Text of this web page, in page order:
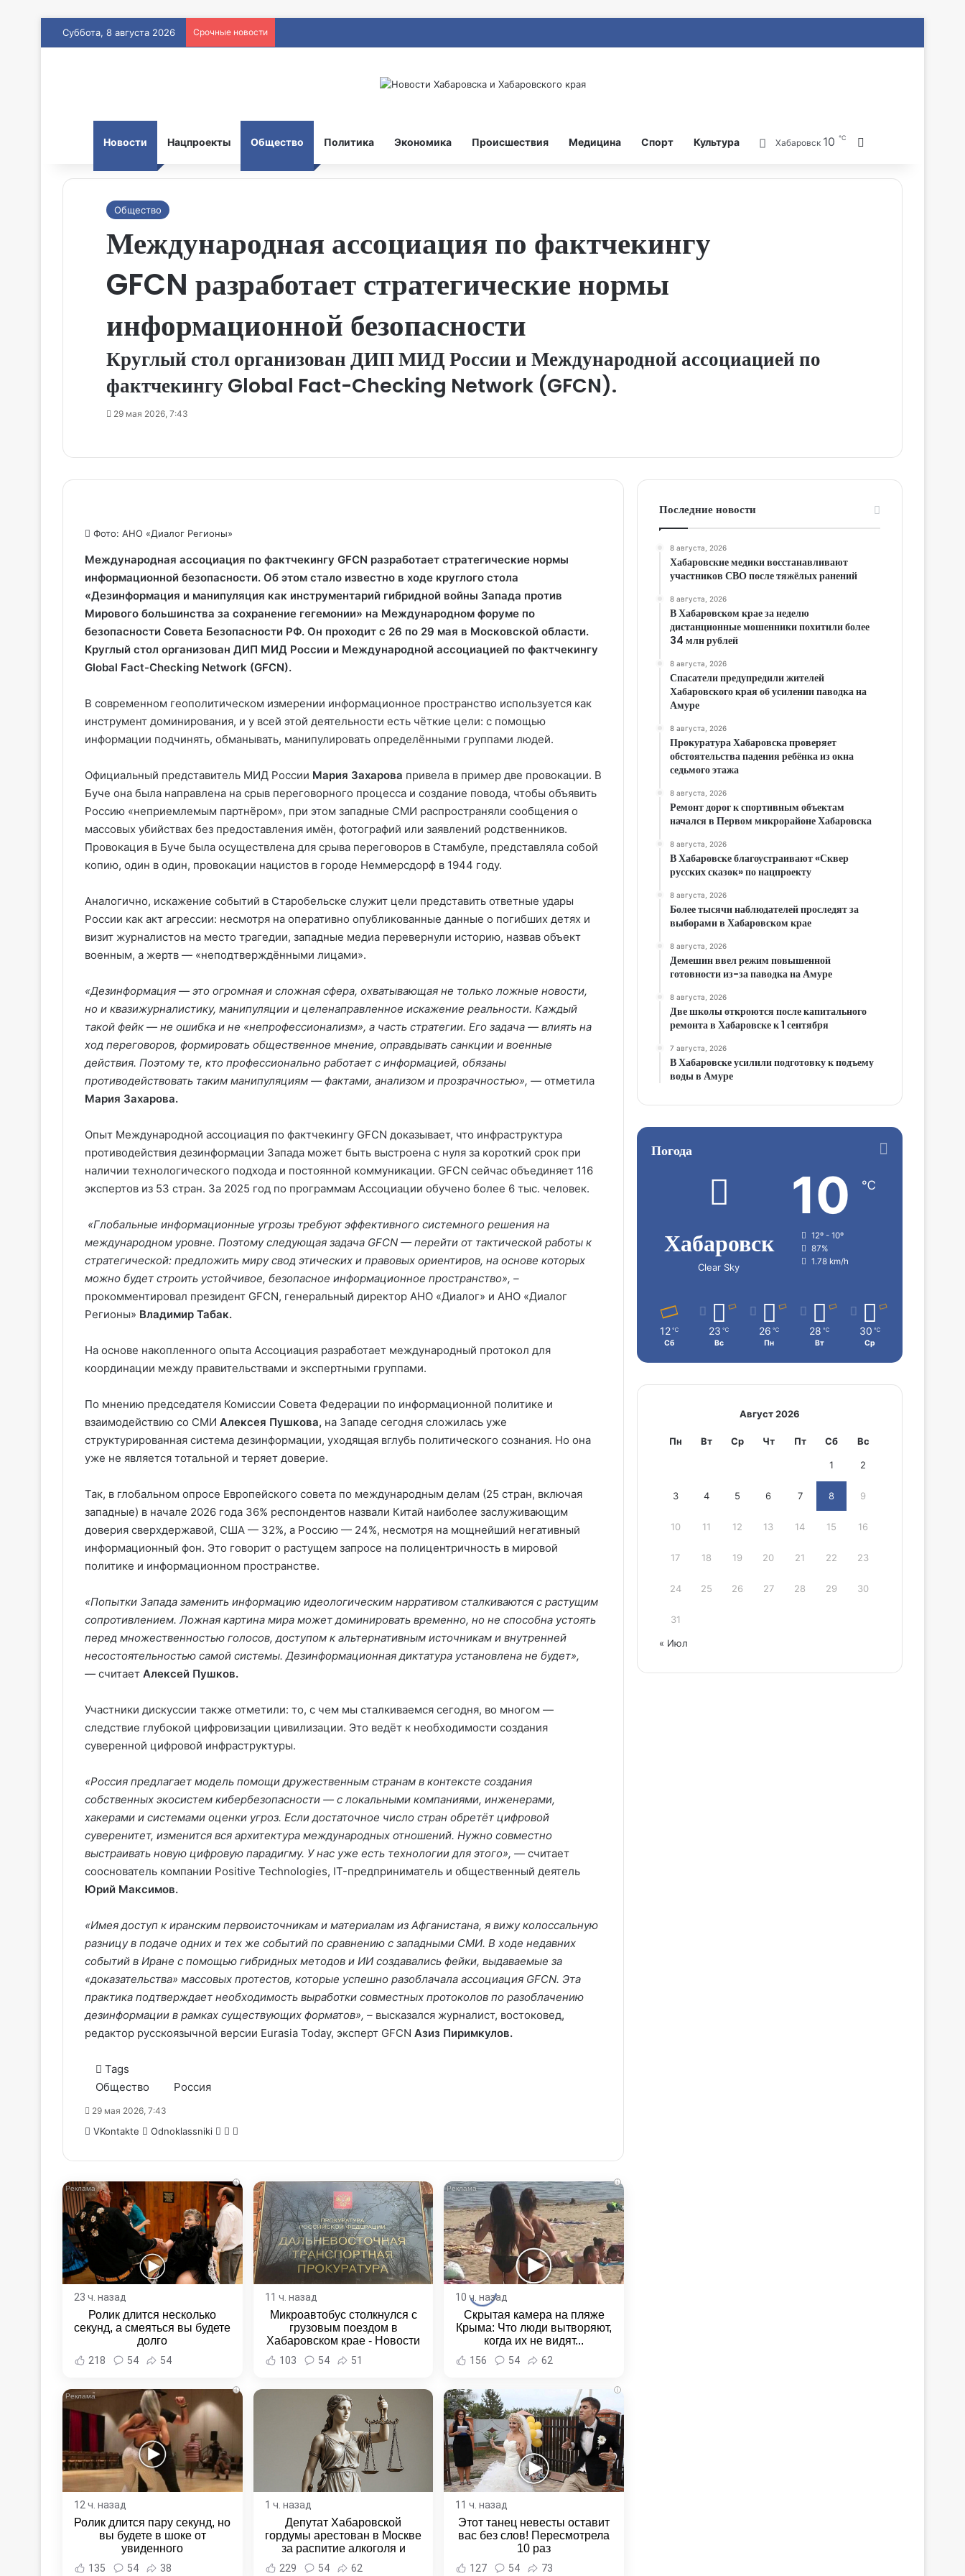
Суббота, 8 августа 2026 Срочные новости
Новости Нацпроекты Общество Политика Экономика Происшествия Медицина Спорт Культура Хабаровск 10 ℃
Общество
Международная ассоциация по фактчекингу
GFCN разработает стратегические нормы
информационной безопасности
Круглый стол организован ДИП МИД России и Международной ассоциацией по
фактчекингу Global Fact-Checking Network (GFCN).
29 мая 2026, 7:43
Фото: АНО «Диалог Регионы»
Международная ассоциация по фактчекингу GFCN разработает стратегические нормы
информационной безопасности. Об этом стало известно в ходе круглого стола
«Дезинформация и манипуляция как инструментарий гибридной войны Запада против
Мирового большинства за сохранение гегемонии» на Международном форуме по
безопасности Совета Безопасности РФ. Он проходит с 26 по 29 мая в Московской области.
Круглый стол организован ДИП МИД России и Международной ассоциацией по фактчекингу
Global Fact-Checking Network (GFCN).
В современном геополитическом измерении информационное пространство используется как
инструмент доминирования, и у всей этой деятельности есть чёткие цели: с помощью
информации подчинять, обманывать, манипулировать определёнными группами людей.
Официальный представитель МИД России Мария Захарова привела в пример две провокации. В
Буче она была направлена на срыв переговорного процесса и создание повода, чтобы объявить
Россию «неприемлемым партнёром», при этом западные СМИ распространяли сообщения о
массовых убийствах без предоставления имён, фотографий или заявлений родственников.
Провокация в Буче была осуществлена для срыва переговоров в Стамбуле, представляла собой
копию, один в один, провокации нацистов в городе Неммерсдорф в 1944 году.
Аналогично, искажение событий в Старобельске служит цели представить ответные удары
России как акт агрессии: несмотря на оперативно опубликованные данные о погибших детях и
визит журналистов на место трагедии, западные медиа перевернули историю, назвав объект
военным, а жертв — «неподтверждёнными лицами».
«Дезинформация — это огромная и сложная сфера, охватывающая не только ложные новости,
но и квазижурналистику, манипуляции и целенаправленное искажение реальности. Каждый
такой фейк — не ошибка и не «непрофессионализм», а часть стратегии. Его задача — влиять на
ход переговоров, формировать общественное мнение, оправдывать санкции и военные
действия. Поэтому те, кто профессионально работает с информацией, обязаны
противодействовать таким манипуляциям — фактами, анализом и прозрачностью», — отметила
Мария Захарова.
Опыт Международной ассоциация по фактчекингу GFCN доказывает, что инфраструктура
противодействия дезинформации Запада может быть выстроена с нуля за короткий срок при
наличии технологического подхода и постоянной коммуникации. GFCN сейчас объединяет 116
экспертов из 53 стран. За 2025 год по программам Ассоциации обучено более 6 тыс. человек.
«Глобальные информационные угрозы требуют эффективного системного решения на
международном уровне. Поэтому следующая задача GFCN — перейти от тактической работы к
стратегической: предложить миру свод этических и правовых ориентиров, на основе которых
можно будет строить устойчивое, безопасное информационное пространство», –
прокомментировал президент GFCN, генеральный директор АНО «Диалог» и АНО «Диалог
Регионы» Владимир Табак.
На основе накопленного опыта Ассоциация разработает международный протокол для
координации между правительствами и экспертными группами.
По мнению председателя Комиссии Совета Федерации по информационной политике и
взаимодействию со СМИ Алексея Пушкова, на Западе сегодня сложилась уже
структурированная система дезинформации, уходящая вглубь политического сознания. Но она
уже не является тотальной и теряет доверие.
Так, в глобальном опросе Европейского совета по международным делам (25 стран, включая
западные) в начале 2026 года 36% респондентов назвали Китай наиболее заслуживающим
доверия сверхдержавой, США — 32%, а Россию — 24%, несмотря на мощнейший негативный
информационный фон. Это говорит о растущем запросе на полицентричность в мировой
политике и информационном пространстве.
«Попытки Запада заменить информацию идеологическим нарративом сталкиваются с растущим
сопротивлением. Ложная картина мира может доминировать временно, но не способна устоять
перед множественностью голосов, доступом к альтернативным источникам и внутренней
несостоятельностью самой системы. Дезинформационная диктатура установлена не будет»,
— считает Алексей Пушков.
Участники дискуссии также отметили: то, с чем мы сталкиваемся сегодня, во многом —
следствие глубокой цифровизации цивилизации. Это ведёт к необходимости создания
суверенной цифровой инфраструктуры.
«Россия предлагает модель помощи дружественным странам в контексте создания
собственных экосистем кибербезопасности — с локальными компаниями, инженерами,
хакерами и системами оценки угроз. Если достаточное число стран обретёт цифровой
суверенитет, изменится вся архитектура международных отношений. Нужно совместно
выстраивать новую цифровую парадигму. У нас уже есть технологии для этого», — считает
сооснователь компании Positive Technologies, IT-предприниматель и общественный деятель
Юрий Максимов.
«Имея доступ к иранским первоисточникам и материалам из Афганистана, я вижу колоссальную
разницу в подаче одних и тех же событий по сравнению с западными СМИ. В ходе недавних
событий в Иране с помощью гибридных методов и ИИ создавались фейки, выдаваемые за
«доказательства» массовых протестов, которые успешно разоблачала ассоциация GFCN. Эта
практика подтверждает необходимость выработки совместных протоколов по разоблачению
дезинформации в рамках существующих форматов», – высказался журналист, востоковед,
редактор русскоязычной версии Eurasia Today, эксперт GFCN Азиз Пиримкулов.
Tags
Общество
Россия
29 мая 2026, 7:43
VKontakte Odnoklassniki WhatsApp
Telegram
Email
i
23 ч. назад
Ролик длится несколько
секунд, а смеяться вы будете
долго
218 54 54
11 ч. назад
Микроавтобус столкнулся с
грузовым поездом в
Хабаровском крае - Новости
Хабаровска и Хабаровского
края
103 54 51
i
10 ч. назад
Скрытая камера на пляже
Крыма: Что люди вытворяют,
когда их не видят...
156 54 62
i
12 ч. назад
Ролик длится пару секунд, но
вы будете в шоке от
увиденного
135 54 38
1 ч. назад
Депутат Хабаровской
гордумы арестован в Москве
за распитие алкоголя и
неповиновение полиции -
229 54 62
i
11 ч. назад
Этот танец невесты оставит
вас без слов! Пересмотрела
10 раз
127 54 73
Последние новости
8 августа, 2026
Хабаровские медики восстанавливают
участников СВО после тяжёлых ранений
8 августа, 2026
В Хабаровском крае за неделю
дистанционные мошенники похитили более
34 млн рублей
8 августа, 2026
Спасатели предупредили жителей
Хабаровского края об усилении паводка на
Амуре
8 августа, 2026
Прокуратура Хабаровска проверяет
обстоятельства падения ребёнка из окна
седьмого этажа
8 августа, 2026
Ремонт дорог к спортивным объектам
начался в Первом микрорайоне Хабаровска
8 августа, 2026
В Хабаровске благоустраивают «Сквер
русских сказок» по нацпроекту
8 августа, 2026
Более тысячи наблюдателей проследят за
выборами в Хабаровском крае
8 августа, 2026
Демешин ввел режим повышенной
готовности из-за паводка на Амуре
8 августа, 2026
Две школы откроются после капитального
ремонта в Хабаровске к 1 сентября
7 августа, 2026
В Хабаровске усилили подготовку к подъему
воды в Амуре
Погода
Хабаровск
Clear Sky
10 ℃
12º - 10º
87%
1.78 km/h
12 ℃
Сб
23 ℃
Вс
26 ℃
Пн
28 ℃
Вт
30 ℃
Ср
Август 2026
Пн Вт Ср Чт Пт Сб Вс
1 2
3 4 5 6 7 8 9
10 11 12 13 14 15 16
17 18 19 20 21 22 23
24 25 26 27 28 29 30
31
« Июл